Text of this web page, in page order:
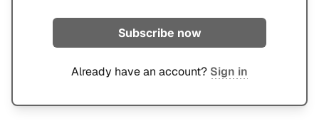
Subscribe now
Already have an account? Sign in